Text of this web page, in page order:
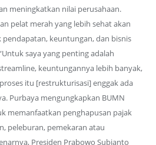
meningkatkan nilai perusahaan.
pelat merah yang lebih sehat akan
keuntungan, dan bisnis
saya yang penting adalah
keuntungannya lebih banyak,
itu [restrukturisasi] enggak ada
Purbaya mengungkapkan BUMN
memanfaatkan penghapusan pajak
peleburan, pemekaran atau
Presiden Prabowo Subianto